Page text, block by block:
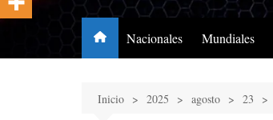
Nacionales Mundiales
Inicio 2025 agosto 23